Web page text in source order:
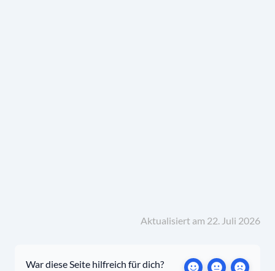
Aktualisiert am 22. Juli 2026
War diese Seite hilfreich für dich?